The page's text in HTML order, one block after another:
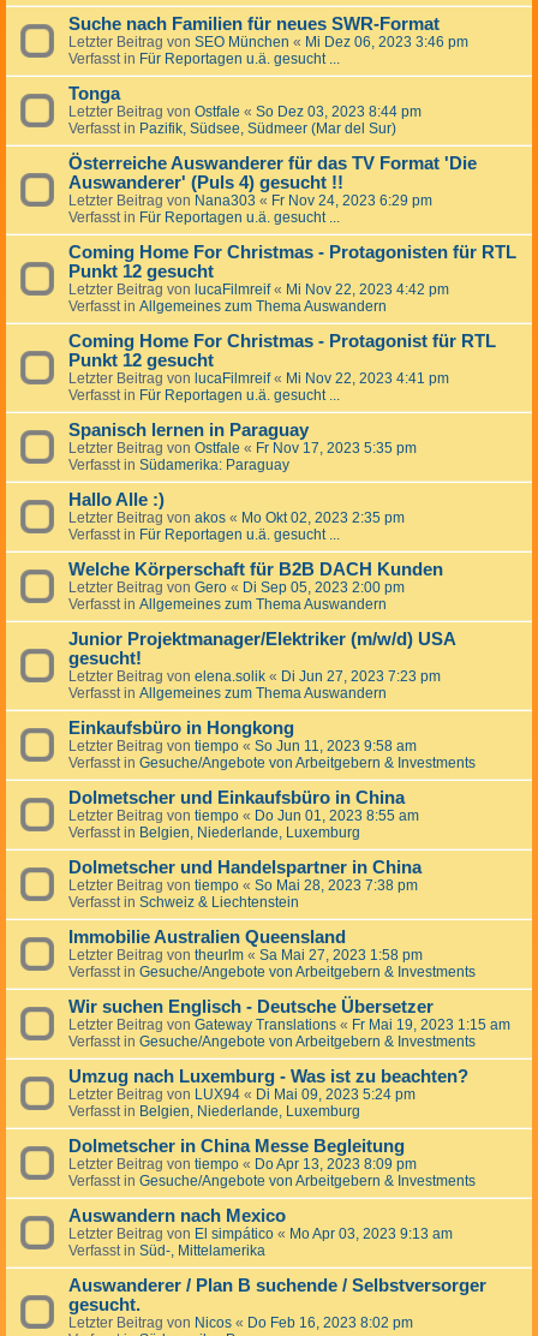
Suche nach Familien für neues SWR-Format
Letzter Beitrag von SEO München « Mi Dez 06, 2023 3:46 pm
Verfasst in Für Reportagen u.ä. gesucht ...
Tonga
Letzter Beitrag von Ostfale « So Dez 03, 2023 8:44 pm
Verfasst in Pazifik, Südsee, Südmeer (Mar del Sur)
Österreiche Auswanderer für das TV Format 'Die
Auswanderer' (Puls 4) gesucht !!
Letzter Beitrag von Nana303 « Fr Nov 24, 2023 6:29 pm
Verfasst in Für Reportagen u.ä. gesucht ...
Coming Home For Christmas - Protagonisten für RTL
Punkt 12 gesucht
Letzter Beitrag von lucaFilmreif« Mi Nov 22, 2023 4:42 pm
Verfasst in Allgemeines zum Thema Auswandern
Coming Home For Christmas - Protagonist für RTL
Punkt 12 gesucht
Letzter Beitrag von lucaFilmreif« Mi Nov 22, 2023 4:41 pm
Verfasst in Für Reportagen u.ä. gesucht ...
Spanisch lernen in Paraguay
Letzter Beitrag von Ostfale « Fr Nov 17, 2023 5:35 pm
Verfasst in Südamerika: Paraguay
Hallo Alle :)
Letzter Beitrag von akos « Mo Okt 02, 2023 2:35 pm
Verfasst in Für Reportagen u.ä. gesucht ...
Welche Körperschaft für B2B DACH Kunden
Letzter Beitrag von Gero « Di Sep 05, 2023 2:00 pm
Verfasst in Allgemeines zum Thema Auswandern
Junior Projektmanager/Elektriker (m/w/d) USA
gesucht!
Letzter Beitrag von elena.solik « Di Jun 27, 2023 7:23 pm
Verfasst in Allgemeines zum Thema Auswandern
Einkaufsbüro in Hongkong
Letzter Beitrag von tiempo « So Jun 11, 2023 9:58 am
Verfasst in Gesuche/Angebote von Arbeitgebern & Investments
Dolmetscher und Einkaufsbüro in China
Letzter Beitrag von tiempo « Do Jun 01, 2023 8:55 am
Verfasst in Belgien, Niederlande, Luxemburg
Dolmetscher und Handelspartner in China
Letzter Beitrag von tiempo « So Mai 28, 2023 7:38 pm
Verfasst in Schweiz & Liechtenstein
Immobilie Australien Queensland
Letzter Beitrag von theurlm « Sa Mai 27, 2023 1:58 pm
Verfasst in Gesuche/Angebote von Arbeitgebern & Investments
Wir suchen Englisch - Deutsche Übersetzer
Letzter Beitrag von Gateway Translations « Fr Mai 19, 2023 1:15 am
Verfasst in Gesuche/Angebote von Arbeitgebern & Investments
Umzug nach Luxemburg - Was ist zu beachten?
Letzter Beitrag von LUX94 « Di Mai 09, 2023 5:24 pm
Verfasst in Belgien, Niederlande, Luxemburg
Dolmetscher in China Messe Begleitung
Letzter Beitrag von tiempo « Do Apr 13, 2023 8:09 pm
Verfasst in Gesuche/Angebote von Arbeitgebern & Investments
Auswandern nach Mexico
Letzter Beitrag von El simpático « Mo Apr 03, 2023 9:13 am
Verfasst in Süd-, Mittelamerika
Auswanderer / Plan B suchende / Selbstversorger
gesucht.
Letzter Beitrag von Nicos « Do Feb 16, 2023 8:02 pm